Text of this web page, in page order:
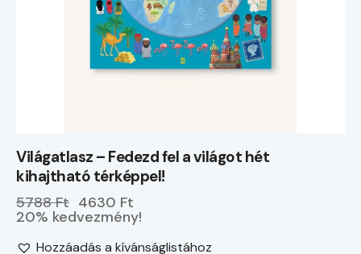
Világatlasz – Fedezd fel a világot hét
kihajtható térképpel!
5788 Ft 4630 Ft
20% kedvezmény!
Hozzáadás a kívánságlistához